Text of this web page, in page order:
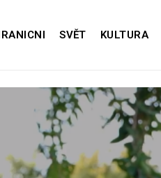
SVĚT KULTURA